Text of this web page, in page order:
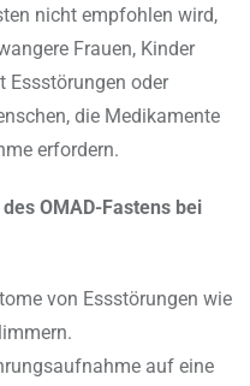
nicht empfohlen wird,
Frauen, Kinder
Essstörungen oder
die Medikamente
erfordern.
OMAD-Fastens bei
von Essstörungen wie
auf eine